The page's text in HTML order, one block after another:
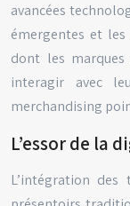
avancées
émergentes et
dont les
interagir avec
merchandising
L’essor de la
L’intégration